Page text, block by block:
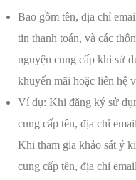
Bao gồm tên, địa chỉ
tin thanh toán, và các
nguyện cung cấp khi sử
khuyến mãi hoặc liên hệ
Ví dụ: Khi đăng ký sử
cung cấp tên, địa chỉ
Khi tham gia khảo sát ý
cung cấp tên, địa chỉ